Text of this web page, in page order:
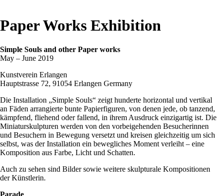
Paper Works Exhibition
Simple Souls and other Paper works
May – June 2019
Kunstverein Erlangen
Hauptstrasse 72, 91054 Erlangen Germany
Die Installation „Simple Souls“ zeigt hunderte horizontal und vertikal
an Fäden arrangierte bunte Papierfiguren, von denen jede, ob tanzend,
kämpfend, fliehend oder fallend, in ihrem Ausdruck einzigartig ist. Die
Miniaturskulpturen werden von den vorbeigehenden Besucherinnen
und Besuchern in Bewegung versetzt und kreisen gleichzeitig um sich
selbst, was der Installation ein bewegliches Moment verleiht – eine
Komposition aus Farbe, Licht und Schatten.
Auch zu sehen sind Bilder sowie weitere skulpturale Kompositionen
der Künstlerin.
Parade